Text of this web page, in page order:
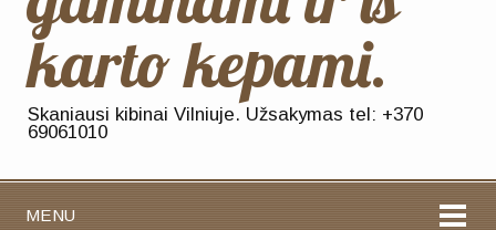
karto kepami.
Skaniausi kibinai Vilniuje. Užsakymas tel: +370
69061010
MENU